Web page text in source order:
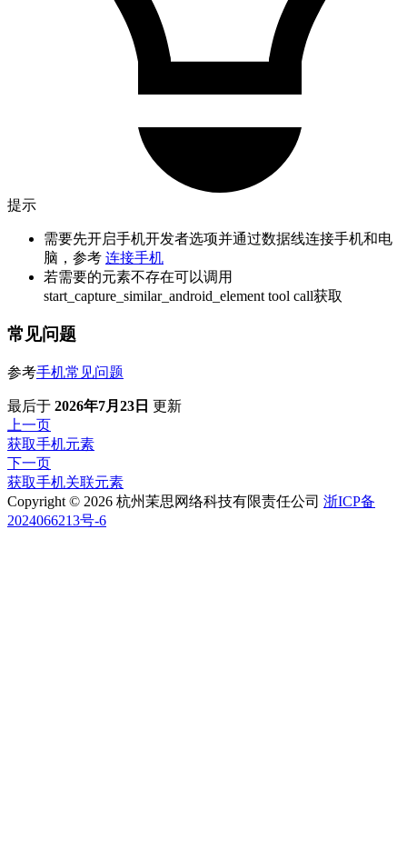
提示
需要先开启手机开发者选项并通过数据线连接手机和电
脑，参考 连接手机
若需要的元素不存在可以调用
start_capture_similar_android_element tool call获取
常见问题
参考手机常见问题
最后于 2026年7月23日 更新
上一页
获取手机元素
下一页
获取手机关联元素
Copyright © 2026 杭州茉思网络科技有限责任公司 浙ICP备
2024066213号-6